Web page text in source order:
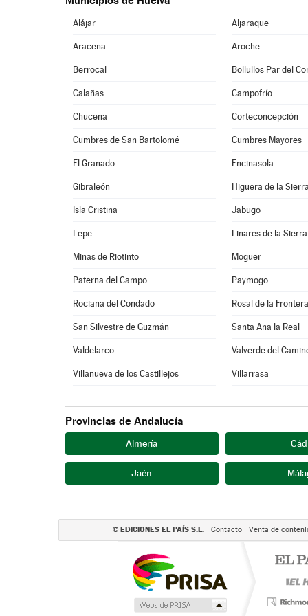
Alájar Aljaraque
Aracena Aroche
Berrocal Bollullos Par del
Calañas Campofrío
Chucena Corteconcepción
Cumbres de San Bartolomé Cumbres Mayores
El Granado Encinasola
Gibraleón Higuera de la Sierra
Isla Cristina Jabugo
Lepe Linares de la Sierra
Minas de Riotinto Moguer
Paterna del Campo Paymogo
Rociana del Condado Rosal de la Frontera
San Silvestre de Guzmán Santa Ana la Real
Valdelarco Valverde del
Villanueva de los Castillejos Villarrasa
Provincias de Andalucía
Almería
Jaén
© EDICIONES EL PAÍS S.L. Contacto Venta de